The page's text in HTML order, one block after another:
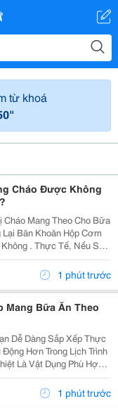
từ khoá
Cháo Được Không
Mang Theo Cho Bữa
Băn Khoăn Hộp Cơm
. Thực Tế, Nếu Sử
Nhiệt Hoàn Toàn Có
Nhiên, Để Cháo Giữ
1 phút trước
Mang Bữa Ăn Theo
Dễ Dàng Sắp Xếp Thực
Hơn Trong Lịch Trình
Là Vật Dụng Phù Hợp
Làm Việc Hoặc Sử
1 phút trước